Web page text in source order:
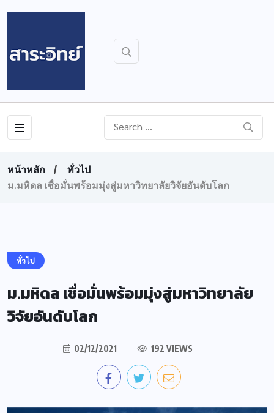
หน้าหลัก
ทั่วไป
ม.มหิดล เชื่อมั่นพร้อมมุ่งสู่มหาวิทยาลัยวิจัยอันดับโลก
ทั่วไป
ม.มหิดล เชื่อมั่นพร้อมมุ่งสู่มหาวิทยาลัย
วิจัยอันดับโลก
02/12/2021 192 VIEWS